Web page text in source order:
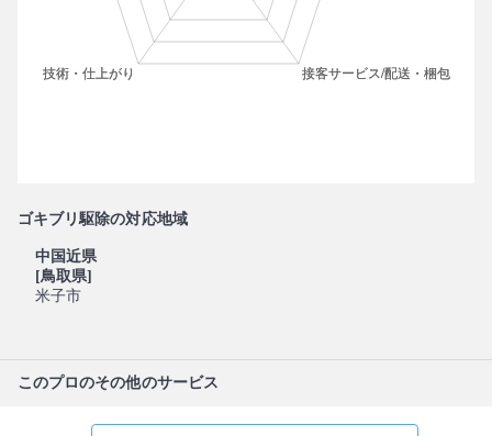
ゴキブリ駆除の対応地域
中国近県
[鳥取県]
米子市
このプロのその他のサービス